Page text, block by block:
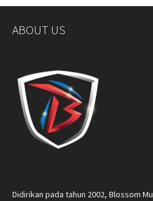
ABOUT US
Didirikan pada tahun 2002, Blossom